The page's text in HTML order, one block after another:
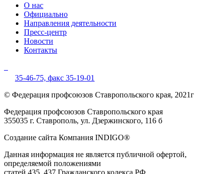
О нас
Официально
Направления деятельности
Пресс-центр
Новости
Контакты
35-46-75, факс 35-19-01
© Федерация профсоюзов Ставропольского края, 2021г
Федерация профсоюзов Ставропольского края
355035 г. Ставрополь, ул. Дзержинского, 116 б
Создание сайта Компания INDIGO®
Данная информация не является публичной офертой,
определяемой положениями
статей 435, 437 Гражданского кодекса РФ